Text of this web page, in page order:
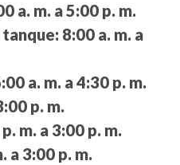
a. m. a 5:00 p. m.
8:00 a. m. a
a. m. a 4:30 p. m.
p. m.
m. a 3:00 p. m.
a 3:00 p. m.